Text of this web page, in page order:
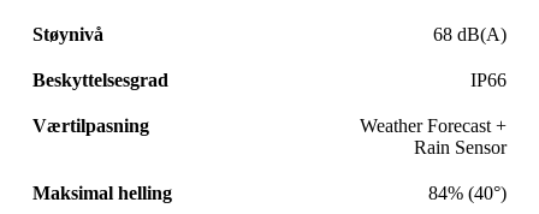
Støynivå 68 dB(A)
Beskyttelsesgrad IP66
Værtilpasning
Weather Forecast +
Rain Sensor
Maksimal helling 84% (40°)